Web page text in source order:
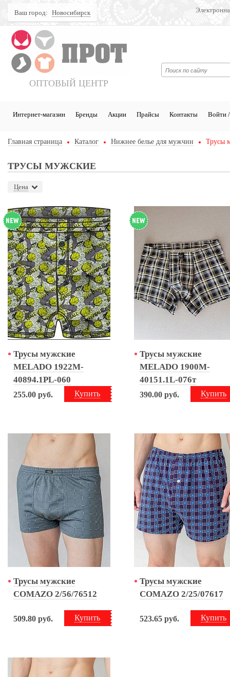
Ваш город: Новосибирск
ОПТОВЫЙ ЦЕНТР
Интернет-магазин Бренды Акции Прайсы Контакты Войти /
Главная страница Каталог Нижнее белье для мужчин Трусы
ТРУСЫ МУЖСКИЕ
Цена
Трусы мужские
MELADO 1922M-
40894.1PL-060
Купить
255.00 руб.
Трусы мужские
MELADO 1900M-
40151.1L-076т
Купить
390.00 руб.
Трусы мужские
COMAZO 2/56/76512
Купить
509.80 руб.
Трусы мужские
COMAZO 2/25/07617
Купить
523.65 руб.